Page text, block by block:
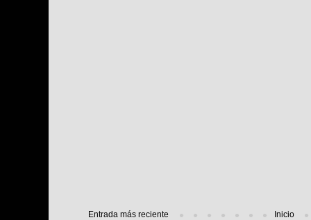
Entrada más reciente Inicio